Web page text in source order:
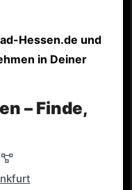
Hessen.de und
in Deiner
– Finde,